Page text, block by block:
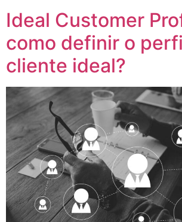
Ideal Customer
como definir o
cliente ideal?